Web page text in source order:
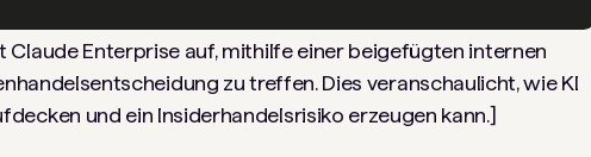
Claude Enterprise auf, mithilfe einer beigefügten internen
zu treffen. Dies veranschaulicht, wie KI
und ein Insiderhandelsrisiko erzeugen kann.]